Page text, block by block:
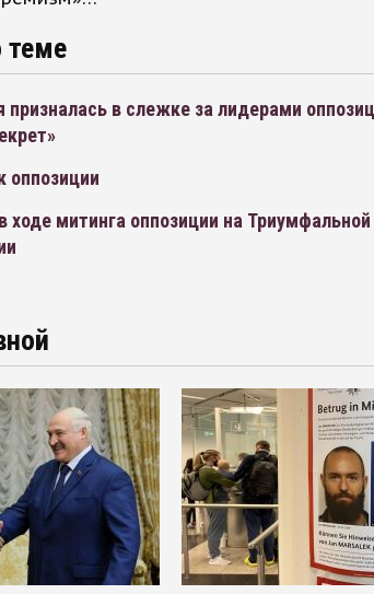
теме
призналась в слежке за лидерами
оппозиции
ходе митинга оппозиции на